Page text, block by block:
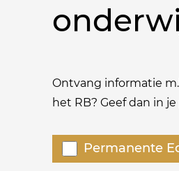
Ontvang informatie
het RB? Geef dan in
Welke
nieuwsbrieven
Permanente